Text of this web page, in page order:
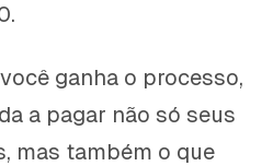
ganha o processo,
a pagar não só seus
mas também o que